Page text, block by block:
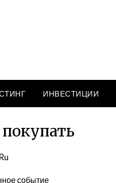
ИНВЕСТИЦИИ
событие